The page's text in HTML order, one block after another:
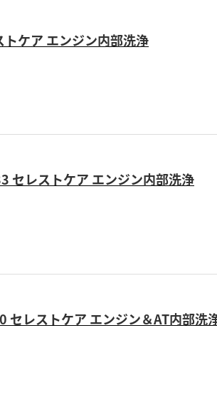
ケア エンジン内部洗浄
セレストケア エンジン内部洗浄
セレストケア エンジン＆AT内部洗